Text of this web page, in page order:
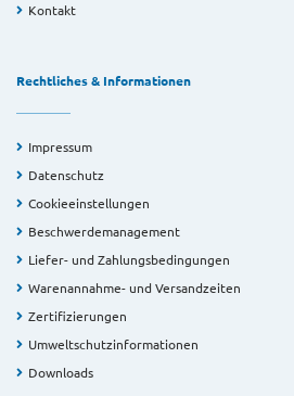
Kontakt
Rechtliches & Informationen
Impressum
Datenschutz
Cookieeinstellungen
Beschwerdemanagement
Liefer- und Zahlungsbedingungen
Warenannahme- und Versandzeiten
Zertifizierungen
Umweltschutzinformationen
Downloads